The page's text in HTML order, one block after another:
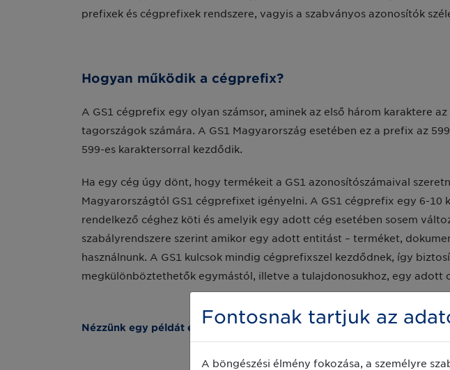
prefixek és cégprefixek rendszere, vagyis a szabványos azonosítók
Hogyan működik a cégprefix?
A GS1 cégprefix egy olyan számsor, aminek az első három karaktere
tagországok számára. A GS1 Magyarország esetében ez a prefix az
599-es karaktersorral kezdődik.
Ha egy cég úgy dönt, hogy termékeit a GS1 azonosítószámaival
Magyarországtól GS1 cégprefixet igényelni. A GS1 cégprefix egy 6-10
rendelkező céghez köti és amelyik egy adott cég esetében sosem
szabályrendszere szerint amikor egy adott entitást – terméket,
használnunk. A GS1 kulcsok mindig cégprefixszel kezdődnek, így
megkülönböztethetők egymástól, illetve a tulajdonosukhoz, egy adott
Nézzünk egy példát egy GS1 azonosító kulcs felépítésére:
Fontosnak tartjuk az
A böngészési élmény fokozása, a személyre